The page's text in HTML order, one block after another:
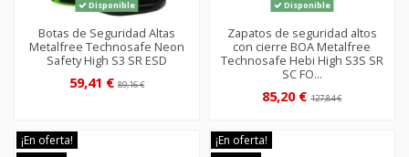
Disponible
Botas de Seguridad Altas
Metalfree Technosafe Neon
Safety High S3 SR ESD
59,41 €89,16 €
Disponible
Zapatos de seguridad altos
con cierre BOA Metalfree
Technosafe Hebi High S3S SR
SC FO...
85,20 €127,84 €
¡En oferta!
¡En oferta!